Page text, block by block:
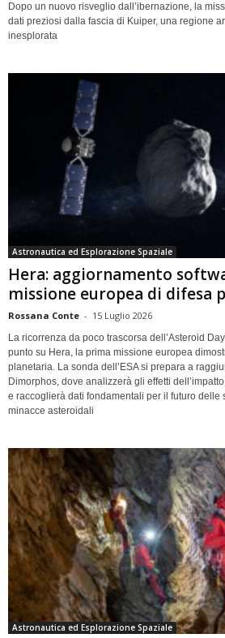
Dopo un nuovo risveglio dall’ibernazione, la
dati preziosi dalla fascia di Kuiper, una regione
inesplorata
Astronautica ed Esplorazione Spaziale
Hera: aggiornamento
missione europea di difesa
Rossana Conte - 15 Luglio 2026
La ricorrenza da poco trascorsa dell’Asteroid
punto su Hera, la prima missione europea
planetaria. La sonda dell’ESA si prepara a
Dimorphos, dove analizzerà gli effetti
e raccoglierà dati fondamentali per il futuro delle
minacce asteroidali
Astronautica ed Esplorazione Spaziale